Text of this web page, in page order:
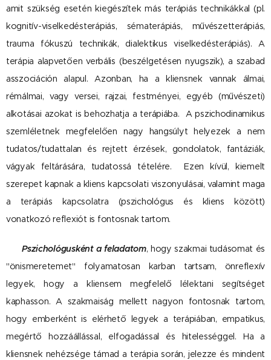
amit szükség esetén kiegészítek más terápiás technikákkal (pl.
kognitív-viselkedésterápiás, sématerápiás, művészetterápiás,
trauma fókuszú technikák, dialektikus viselkedésterápiás). A
terápia alapvetően verbális (beszélgetésen nyugszik), a szabad
asszociáción alapul. Azonban, ha a kliensnek vannak álmai,
rémálmai, vagy versei, rajzai, festményei, egyéb (művészeti)
alkotásai azokat is behozhatja a terápiába. A pszichodinamikus
szemléletnek megfelelően nagy hangsúlyt helyezek a nem
tudatos/tudattalan és rejtett érzések, gondolatok, fantáziák,
vágyak feltárására, tudatossá tételére. Ezen kívül, kiemelt
szerepet kapnak a kliens kapcsolati viszonyulásai, valamint maga
a terápiás kapcsolatra (pszichológus és kliens között)
vonatkozó reflexiót is fontosnak tartom.
Pszichológusként a feladatom, hogy szakmai tudásomat és
"önismeretemet" folyamatosan karban tartsam, önreflexív
legyek, hogy a kliensem megfelelő lélektani segítséget
kaphasson. A szakmaiság mellett nagyon fontosnak tartom,
hogy emberként is elérhető legyek a terápiában, empatikus,
megértő hozzáállással, elfogadással és hitelességgel. Ha a
kliensnek nehézsége támad a terápia során, jelezze és mindent